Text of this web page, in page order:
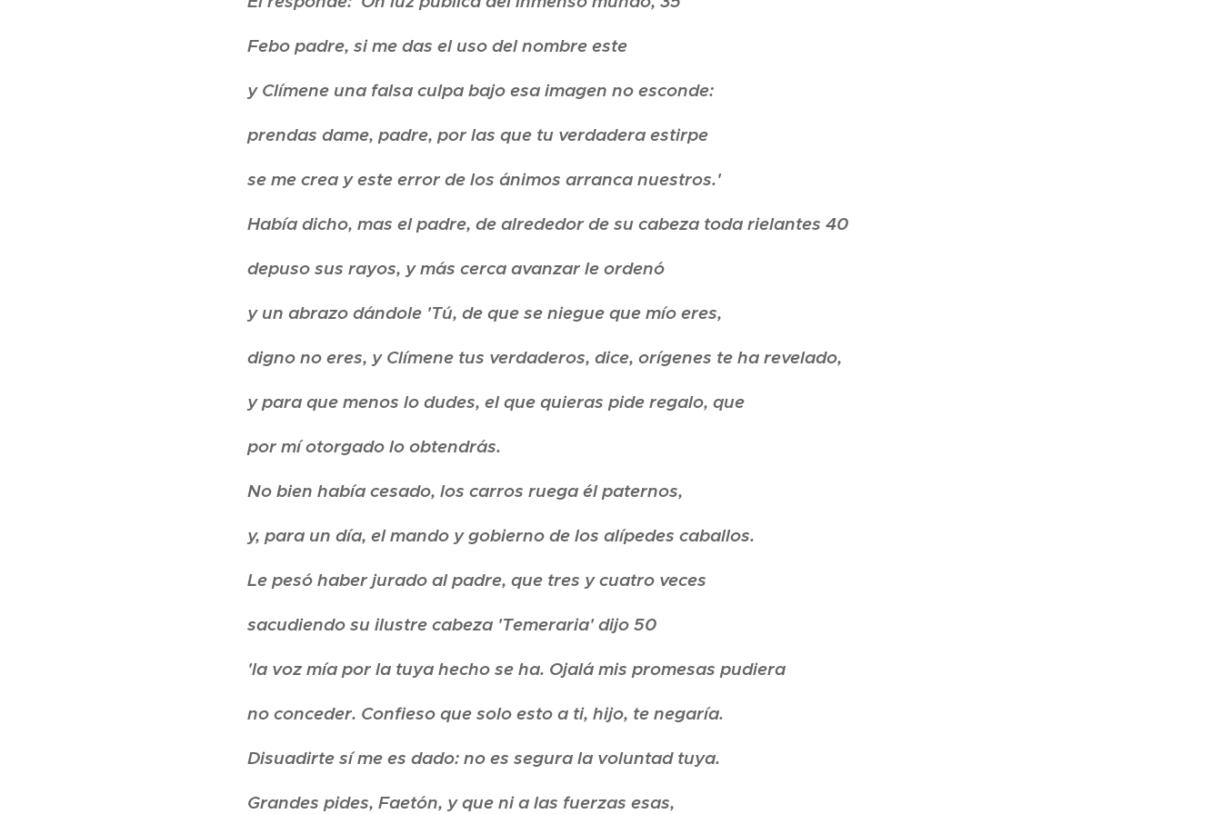
Febo padre, si me das el uso del nombre este
y Clímene una falsa culpa bajo esa imagen no esconde:
prendas dame, padre, por las que tu verdadera estirpe
se me crea y este error de los ánimos arranca nuestros.'
Había dicho, mas el padre, de alrededor de su cabeza toda rielantes 40
depuso sus rayos, y más cerca avanzar le ordenó
y un abrazo dándole 'Tú, de que se niegue que mío eres,
digno no eres, y Clímene tus verdaderos, dice, orígenes te ha revelado,
y para que menos lo dudes, el que quieras pide regalo, que
por mí otorgado lo obtendrás.
No bien había cesado, los carros ruega él paternos,
y, para un día, el mando y gobierno de los alípedes caballos.
Le pesó haber jurado al padre, que tres y cuatro veces
sacudiendo su ilustre cabeza 'Temeraria' dijo 50
'la voz mía por la tuya hecho se ha. Ojalá mis promesas pudiera
no conceder. Confieso que solo esto a ti, hijo, te negaría.
Disuadirte sí me es dado: no es segura la voluntad tuya.
Grandes pides, Faetón, y que ni a las fuerzas esas,